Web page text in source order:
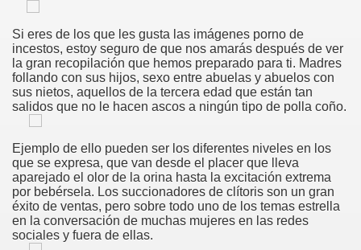
Si eres de los que les gusta las imágenes porno de
incestos, estoy seguro de que nos amarás después de ver
la gran recopilación que hemos preparado para ti. Madres
follando con sus hijos, sexo entre abuelas y abuelos con
sus nietos, aquellos de la tercera edad que están tan
salidos que no le hacen ascos a ningún tipo de polla coño.
Ejemplo de ello pueden ser los diferentes niveles en los
que se expresa, que van desde el placer que lleva
aparejado el olor de la orina hasta la excitación extrema
por bebérsela. Los succionadores de clítoris son un gran
éxito de ventas, pero sobre todo uno de los temas estrella
en la conversación de muchas mujeres en las redes
sociales y fuera de ellas.
Ja Vastunäidustused Neile
Anaaliseksi
Clitoris
Kanál Klipy, Čuchanie Gatiek Kanál
Murgel Nakenbilder, Nakne Kvinner Rotete Maling,